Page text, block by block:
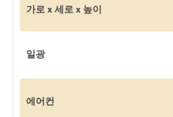
가로 x 세로 x 높이
일광
에어컨